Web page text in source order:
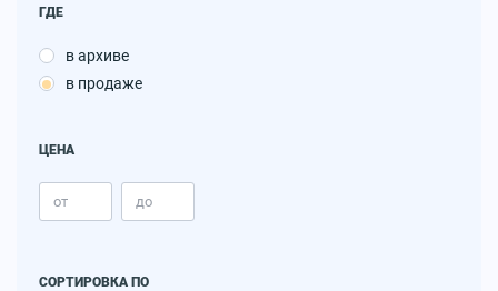
ГДЕ
в архиве
в продаже
ЦЕНА
СОРТИРОВКА ПО